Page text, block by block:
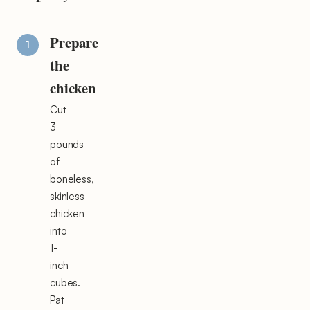
Prepare
the
chicken
Cut
3
pounds
of
boneless,
skinless
chicken
into
1-
inch
cubes.
Pat